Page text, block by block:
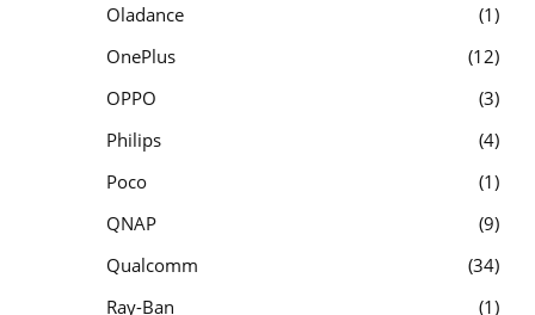
Oladance
1
OnePlus
12
OPPO
3
Philips
4
Poco
1
QNAP
9
Qualcomm
34
Ray-Ban
1